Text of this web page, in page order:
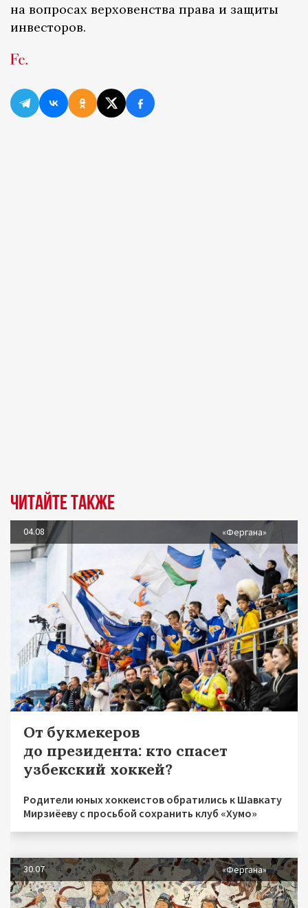
на вопросах верховенства права и защиты
инвесторов.
Читайте также
04.08 «Фергана»
От букмекеров
до президента: кто спасет
узбекский хоккей?
Родители юных хоккеистов обратились к Шавкату
Мирзиёеву с просьбой сохранить клуб «Хумо»
30.07 «Фергана»